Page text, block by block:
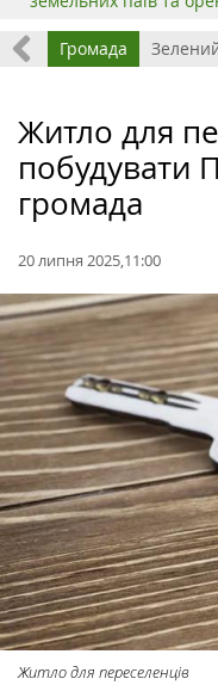
Громада
Житло для
побудувати
громада
20 липня 2025,11:00
Житло для переселенців